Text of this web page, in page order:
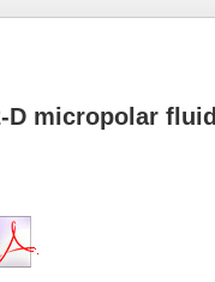
D micropolar